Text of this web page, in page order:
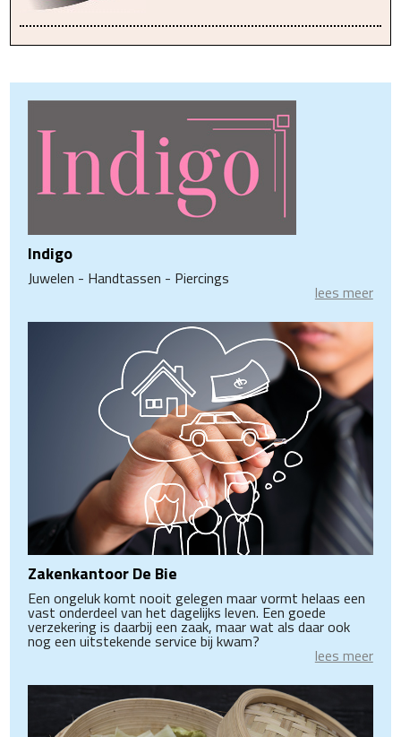
Indigo
Juwelen - Handtassen - Piercings
lees meer
Zakenkantoor De Bie
Een ongeluk komt nooit gelegen maar vormt helaas een
vast onderdeel van het dagelijks leven. Een goede
verzekering is daarbij een zaak, maar wat als daar ook
nog een uitstekende service bij kwam?
lees meer